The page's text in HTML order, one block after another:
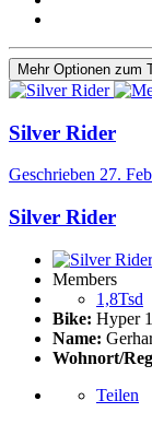
Mehr Optionen zum
Silver Rider
Geschrieben 27.
Silver Rider
Members
1,8Tsd
Bike: Hyper
Name:
Wohnort/
Teilen